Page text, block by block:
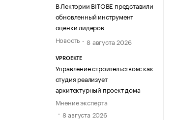
В Лектории BITOBE представили
обновленный инструмент
оценки лидеров
Новость
8 августа 2026
VPROEKTE
Управление строительством: как
студия реализует
архитектурный проект дома
Мнение эксперта
8 августа 2026